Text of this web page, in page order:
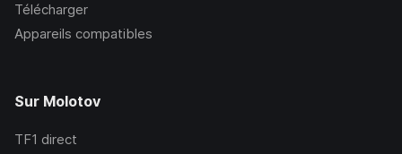
Télécharger
Appareils compatibles
Sur Molotov
TF1 direct